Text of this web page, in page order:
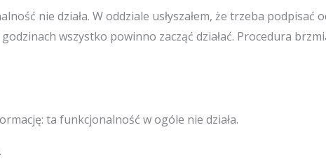
nie działa. W oddziale usłyszałem, że trzeba
wszystko powinno zacząć działać. Procedura
ta funkcjonalność w ogóle nie działa.